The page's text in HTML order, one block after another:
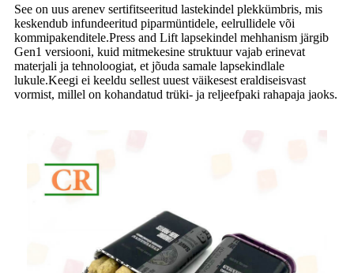
See on uus arenev sertifitseeritud lastekindel plekkümbris, mis
keskendub infundeeritud piparmüntidele, eelrullidele või
kommipakenditele.Press and Lift lapsekindel mehhanism järgib
Gen1 versiooni, kuid mitmekesine struktuur vajab erinevat
materjali ja tehnoloogiat, et jõuda samale lapsekindlale
lukule.Keegi ei keeldu sellest uuest väikesest eraldiseisvast
vormist, millel on kohandatud trüki- ja reljeefpaki rahapaja jaoks.